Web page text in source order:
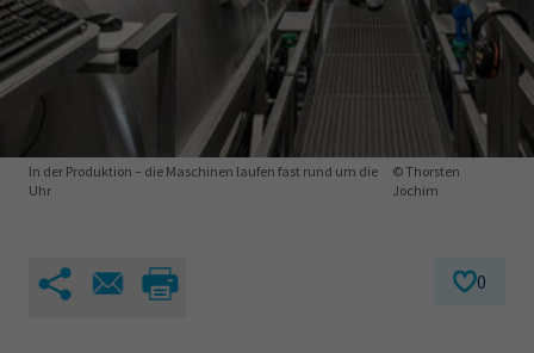
Leichte Sprache
IHK regional
Karriere
EN
AdA
Prüfungstermine
Wirtschaftsfachwirt
34f
Negativerklärung
Sachkundeprüfung
Berichtsheft
AEVO
Betriebswirt Prüfbericht
In der Produktion – die Maschinen laufen fast rund um die
Uhr
© Thorsten
Jochim
0